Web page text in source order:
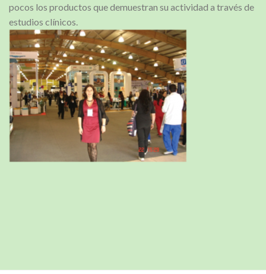
pocos los productos que demuestran su actividad a través de
estudios clínicos.